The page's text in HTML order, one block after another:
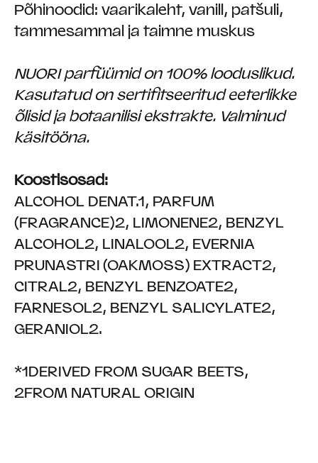
Põhinoodid: vaarikaleht, vanill, patšuli,
tammesammal ja taimne muskus
NUORI parfüümid on 100% looduslikud.
Kasutatud on sertifitseeritud eeterlikke
õlisid ja botaanilisi ekstrakte. Valminud
käsitööna.
Koostisosad:
ALCOHOL DENAT.1, PARFUM
(FRAGRANCE)2, LIMONENE2, BENZYL
ALCOHOL2, LINALOOL2, EVERNIA
PRUNASTRI (OAKMOSS) EXTRACT2,
CITRAL2, BENZYL BENZOATE2,
FARNESOL2, BENZYL SALICYLATE2,
GERANIOL2.
*1DERIVED FROM SUGAR BEETS,
2FROM NATURAL ORIGIN